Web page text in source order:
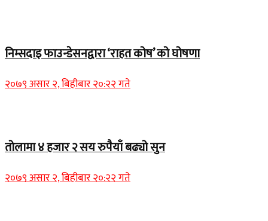
निम्सदाइ फाउन्डेसनद्वारा ‘राहत कोष’ को घोषणा
२०७९ असार २, बिहीबार २०:२२ गते
तोलामा ४ हजार २ सय रुपैयाँ बढ्यो सुन
२०७९ असार २, बिहीबार २०:२२ गते